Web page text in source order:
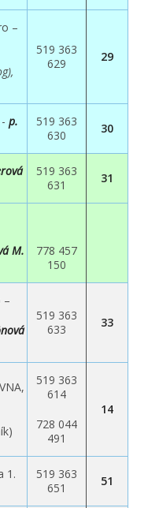
–
519 363
629
29
p.
519 363
630
30
519 363
631
31
M.
778 457
150
–
519 363
633
33
519 363
614
728 044
491
14
1.
519 363
651
51